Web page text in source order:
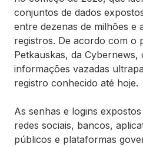
conjuntos de dados
entre dezenas de milhões e
registros. De acordo com o
Petkauskas, da Cybernews,
informações vazadas
registro conhecido até hoje.
As senhas e logins
redes sociais, bancos,
públicos e plataformas